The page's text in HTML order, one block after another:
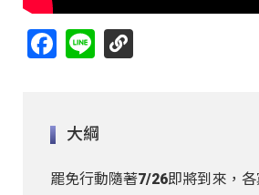
Facebook
Line
大綱
罷免行動隨著7/26即將到來，